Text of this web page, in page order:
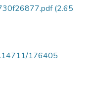
(2.65
176405